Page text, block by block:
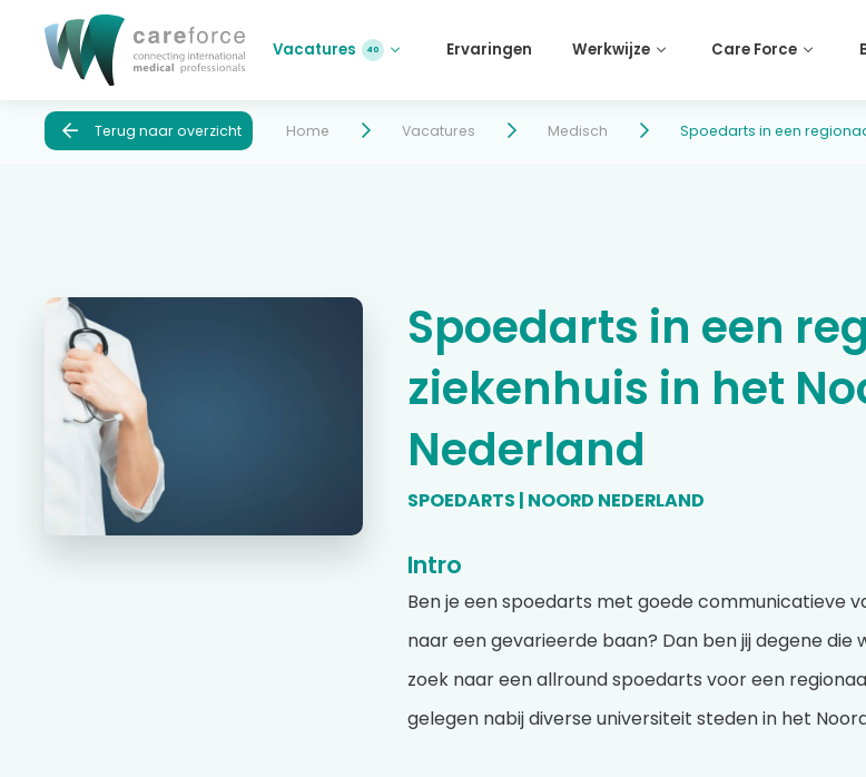
Vacatures 40 Ervaringen Werkwijze Care Force
Terug naar overzicht Home Vacatures Medisch Spoedarts in een
Spoedarts in een
ziekenhuis in het
Nederland
SPOEDARTS | NOORD NEDERLAND
Intro
Ben je een spoedarts met goede communicatieve
naar een gevarieerde baan? Dan ben jij degene die
zoek naar een allround spoedarts voor een
gelegen nabij diverse universiteit steden in het